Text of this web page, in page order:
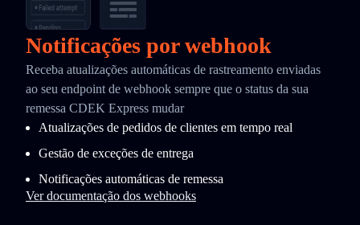
Notificações por webhook
Receba atualizações automáticas de rastreamento enviadas
ao seu endpoint de webhook sempre que o status da sua
remessa CDEK Express mudar
Atualizações de pedidos de clientes em tempo real
Gestão de exceções de entrega
Notificações automáticas de remessa
Ver documentação dos webhooks